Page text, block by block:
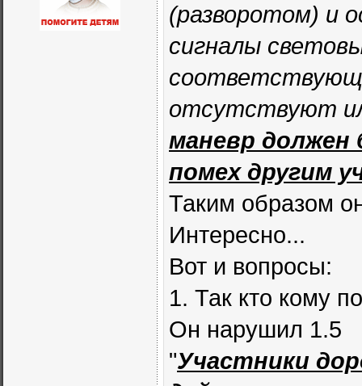
(разворотом) и
сигналы
отсутствуют
маневр должен
помех другим
Таким образом
Интересно...
Вот и вопросы:
1. Так кто кому
Он нарушил 1.5
"Участники